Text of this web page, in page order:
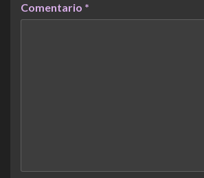
Comentario *